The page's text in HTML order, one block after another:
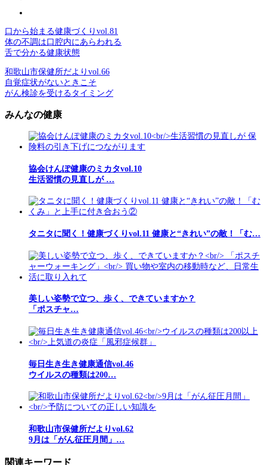
口から始まる健康づくりvol.81
体の不調は口腔内にあらわれる
舌で分かる健康状態
和歌山市保健所だよりvol.66
自覚症状がないときこそ
がん検診を受けるタイミング
みんなの健康
協会けんぽ健康のミカタvol.10
生活習慣の見直しが …
タニタに聞く！健康づくりvol.11 健康と“きれい”の敵！「む…
美しい姿勢で立つ、歩く、できていますか？
「ポスチャ…
毎日生き生き健康通信vol.46
ウイルスの種類は200…
和歌山市保健所だよりvol.62
9月は「がん征圧月間」…
関連キーワード